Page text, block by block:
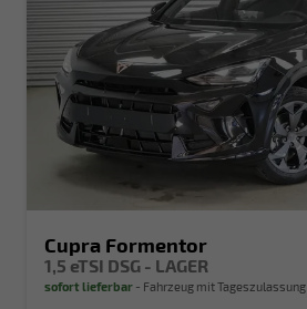
Cupra Formentor
1,5 eTSI DSG - LAGER
sofort lieferbar Fahrzeug mit Tageszulassung